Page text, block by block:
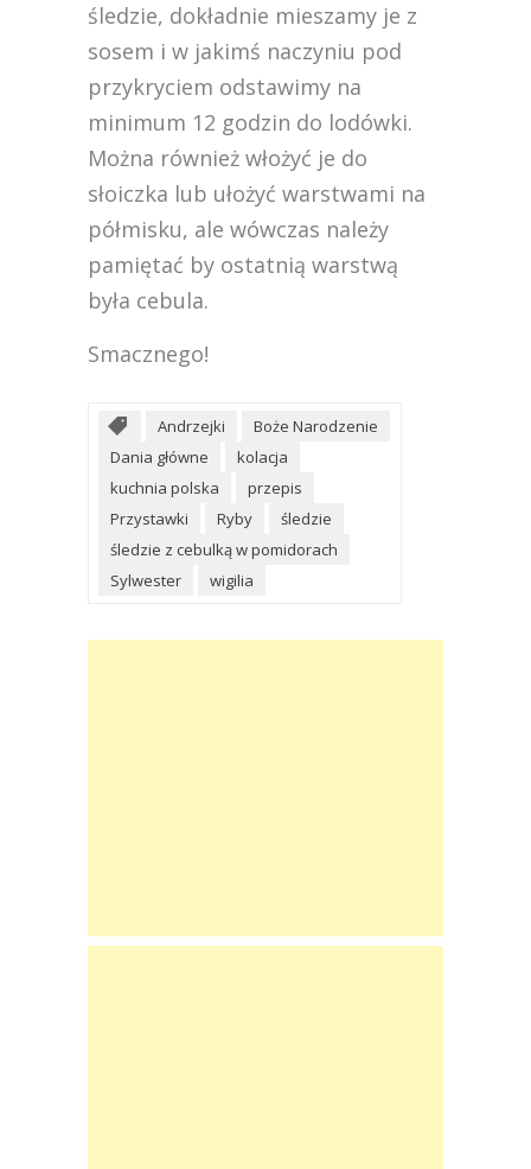
śledzie, dokładnie mieszamy je z
sosem i w jakimś naczyniu pod
przykryciem odstawimy na
minimum 12 godzin do lodówki.
Można również włożyć je do
słoiczka lub ułożyć warstwami na
półmisku, ale wówczas należy
pamiętać by ostatnią warstwą
była cebula.
Smacznego!
Andrzejki
Boże Narodzenie
Dania główne
kolacja
kuchnia polska
przepis
Przystawki
Ryby
śledzie
śledzie z cebulką w pomidorach
Sylwester
wigilia